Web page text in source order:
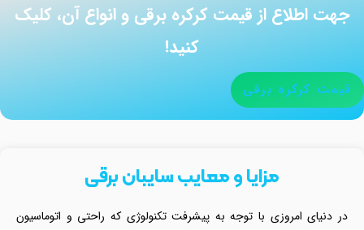
جهت اطلاع از قیمت کرکره برقی و انواع آن، کلیک
کنید!
قیمت کرکره برقی
مزایا و معایب سایبان‌ برقی
در دنیای امروزی با توجه به پیشرفت تکنولوژی که راحتی و اتوماسیون